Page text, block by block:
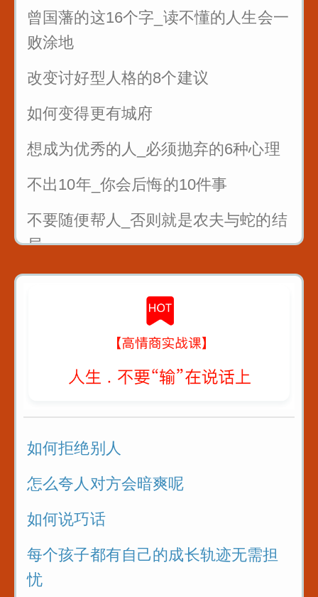
曾国藩的这16个字_读不懂的人生会一
败涂地
改变讨好型人格的8个建议
如何变得更有城府
想成为优秀的人_必须抛弃的6种心理
不出10年_你会后悔的10件事
不要随便帮人_否则就是农夫与蛇的结
局
曾国藩4条识人术_教你看人不走眼
对待不同人处世十法则
教你6招_没人能算计你
如何拒绝别人
怎么夸人对方会暗爽呢
如何说巧话
每个孩子都有自己的成长轨迹无需担
忧